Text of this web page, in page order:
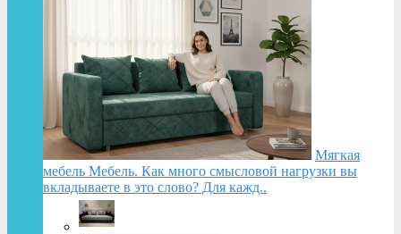
Мягкая
мебель Мебель. Как много смысловой нагрузки вы
вкладываете в это слово? Для кажд..